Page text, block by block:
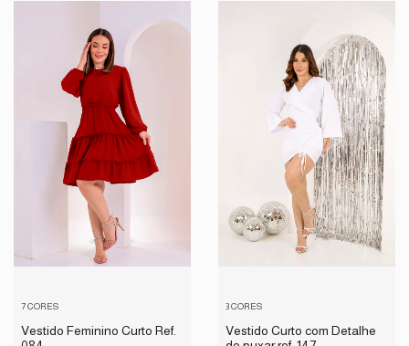
7 CORES
Vestido Feminino Curto Ref.
3 CORES
Vestido Curto com Detalhe